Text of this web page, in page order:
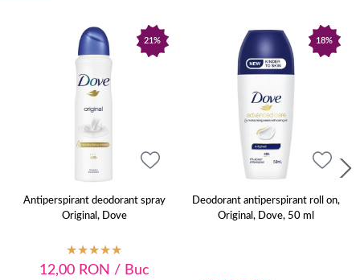
21%
Antiperspirant deodorant spray
Original, Dove
12,00 RON / Buc
18%
Deodorant antiperspirant roll on,
Original, Dove, 50 ml